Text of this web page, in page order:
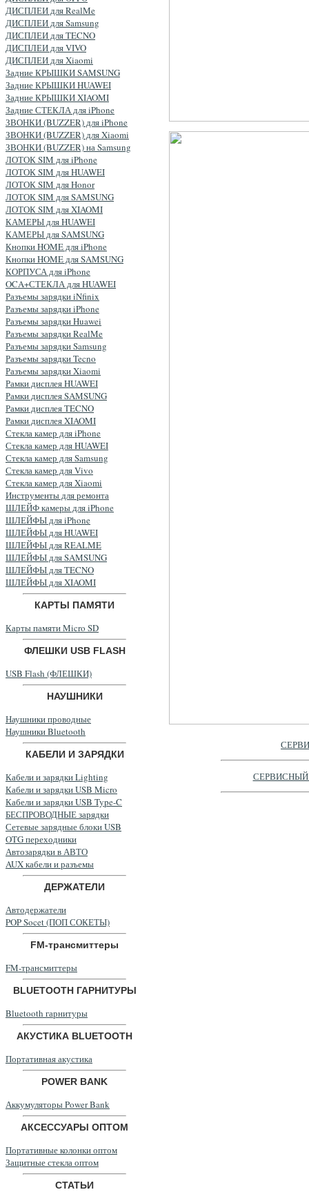
ДИСПЛЕИ для RealMe
ДИСПЛЕИ для Samsung
ДИСПЛЕИ для TECNO
ДИСПЛЕИ для VIVO
ДИСПЛЕИ для Xiaomi
Задние КРЫШКИ SAMSUNG
Задние КРЫШКИ HUAWEI
Задние КРЫШКИ XIAOMI
Задние СТЕКЛА для iPhone
ЗВОНКИ (BUZZER) для iPhone
ЗВОНКИ (BUZZER) для Xiaomi
ЗВОНКИ (BUZZER) на Samsung
ЛОТОК SIM для iPhone
ЛОТОК SIM для HUAWEI
ЛОТОК SIM для Honor
ЛОТОК SIM для SAMSUNG
ЛОТОК SIM для XIAOMI
КАМЕРЫ для HUAWEI
КАМЕРЫ для SAMSUNG
Кнопки HOME для iPhone
Кнопки HOME для SAMSUNG
КОРПУСА для iPhone
OCA+СТЕКЛА для HUAWEI
Разъемы зарядки iNfinix
Разъемы зарядки iPhone
Разъемы зарядки Huawei
Разъемы зарядки RealMe
Разъемы зарядки Samsung
Разъемы зарядки Tecno
Разъемы зарядки Xiaomi
Рамки дисплея HUAWEI
Рамки дисплея SAMSUNG
Рамки дисплея TECNO
Рамки дисплея XIAOMI
Стекла камер для iPhone
Стекла камер для HUAWEI
Стекла камер для Samsung
Стекла камер для Vivo
Стекла камер для Xiaomi
Инструменты для ремонта
ШЛЕЙФ камеры для iPhone
ШЛЕЙФЫ для iPhone
ШЛЕЙФЫ для HUAWEI
ШЛЕЙФЫ для REALME
ШЛЕЙФЫ для SAMSUNG
ШЛЕЙФЫ для TECNO
ШЛЕЙФЫ для XIAOMI
КАРТЫ ПАМЯТИ
Карты памяти Micro SD
ФЛЕШКИ USB FLASH
USB Flash (ФЛЕШКИ)
НАУШНИКИ
Наушники проводные
Наушники Bluetooth
КАБЕЛИ И ЗАРЯДКИ
Кабели и зарядки Lighting
Кабели и зарядки USB Micro
Кабели и зарядки USB Type-C
БЕСПРОВОДНЫЕ зарядки
Сетевые зарядные блоки USB
OTG переходники
Автозарядки в АВТО
AUX кабели и разъемы
ДЕРЖАТЕЛИ
Автодержатели
POP Socet (ПОП СОКЕТЫ)
FM-трансмиттеры
FM-трансмиттеры
BLUETOOTH ГАРНИТУРЫ
Bluetooth гарнитуры
АКУСТИКА BLUETOOTH
Портативная акустика
POWER BANK
Аккумуляторы Power Bank
АКСЕССУАРЫ ОПТОМ
Портативные колонки оптом
Защитные стекла оптом
СТАТЬИ